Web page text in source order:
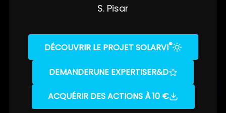
S. Pisar
DÉCOUVRIR LE PROJET SOLARVI®
DEMANDERUNE EXPERTISER&D
ACQUÉRIR DES ACTIONS À 10 €